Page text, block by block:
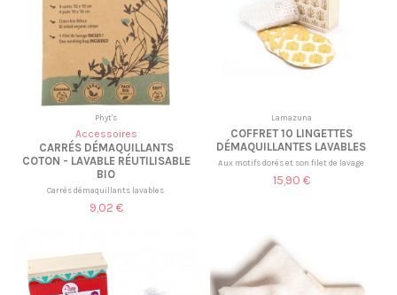
Phyt's
Accessoires
CARRÉS DÉMAQUILLANTS
COTON - LAVABLE RÉUTILISABLE
BIO
Carrés démaquillants lavables
9,02 €
Lamazuna
COFFRET 10 LINGETTES
DÉMAQUILLANTES LAVABLES
Aux motifs dorés et son filet de lavage
15,90 €